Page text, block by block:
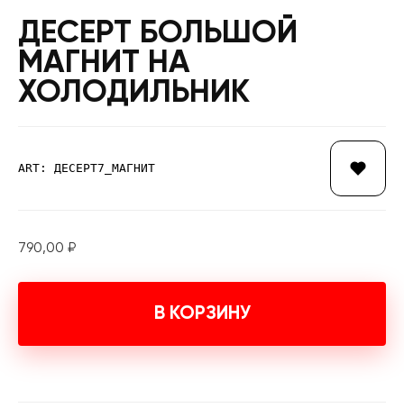
ДЕСЕРТ БОЛЬШОЙ
МАГНИТ НА
ХОЛОДИЛЬНИК
ART: ДЕСЕРТ7_МАГНИТ
790,00 ₽
В КОРЗИНУ